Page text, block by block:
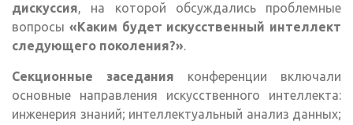
дискуссия, на которой обсуждались проблемные
вопросы «Каким будет искусственный интеллект
следующего поколения?».
Секционные заседания конференции включали
основные направления искусственного интеллекта:
инженерия знаний; интеллектуальный анализ данных;